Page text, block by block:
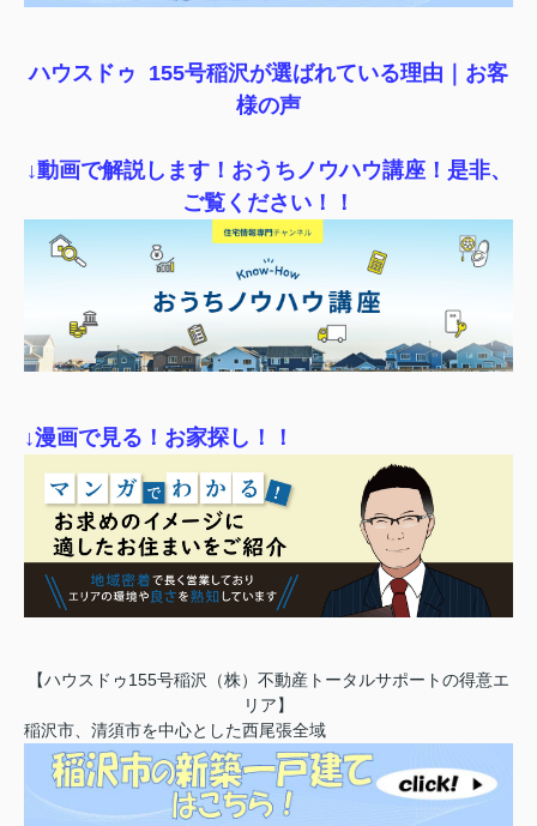
ハウスドゥ 155号稲沢が選ばれている理由｜ お客
様の声
↓動画で解説します！おうちノウハウ講座！是非、
ご覧ください！！
↓漫画で見る！お家探し！！
【ハウスドゥ155号稲沢（株）不動産トータルサポートの得意エ
リア】
稲沢市、清須市を中心とした西尾張全域